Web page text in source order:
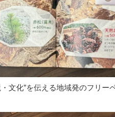
文化”を伝える地域発のフリー